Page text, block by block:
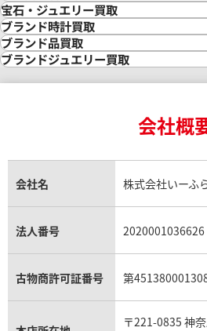
金買取
金の相場価格情報
金の参考買取価格一覧
インゴット買取
インゴットの相場価格情報
24金買取
金貨買取
貴金属買取
銀・シルバー買取
パラジウム買取
宝石・ジュエリー買取
宝石・ジュエリー買取
ダイヤモンド買取
ダイヤモンド・宝石の参考価格一覧
リング・結婚指輪買取
エメラルド買取
トパーズ買取
タンザナイト買取
キャッツアイ買取
アクアマリン買取
ブランド時計買取
時計買取
ロレックス買取
ロレックス デイトナ買取
ロレックス サブマリーナー買取
ロレックス エクスプローラー買取
ロレックス デイトジャスト買取
パテック フィリップノーチラス買取
ヴァシュロン・コンスタンタン買取
オメガ買取
カルティエ買取
ブランド品買取
ブランド買取
シャネル マトラッセ買取
セリーヌ買取
プラダ買取
ブランドジュエリー買取
ヴァンクリーフ＆アーペル買取
ショーメ買取
ダミアーニ買取
モーブッサン買取
会社概
会社名 株式会社いーふ
法人番号 2020001036626
古物商許可証番号 第
〒221-0835 神